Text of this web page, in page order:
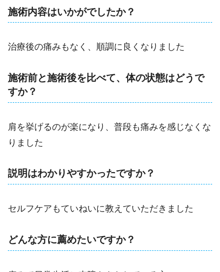
施術内容はいかがでしたか？
治療後の痛みもなく、順調に良くなりました
施術前と施術後を比べて、体の状態はどうで
すか？
肩を挙げるのが楽になり、普段も痛みを感じなくな
りました
説明はわかりやすかったですか？
セルフケアもていねいに教えていただきました
どんな方に薦めたいですか？